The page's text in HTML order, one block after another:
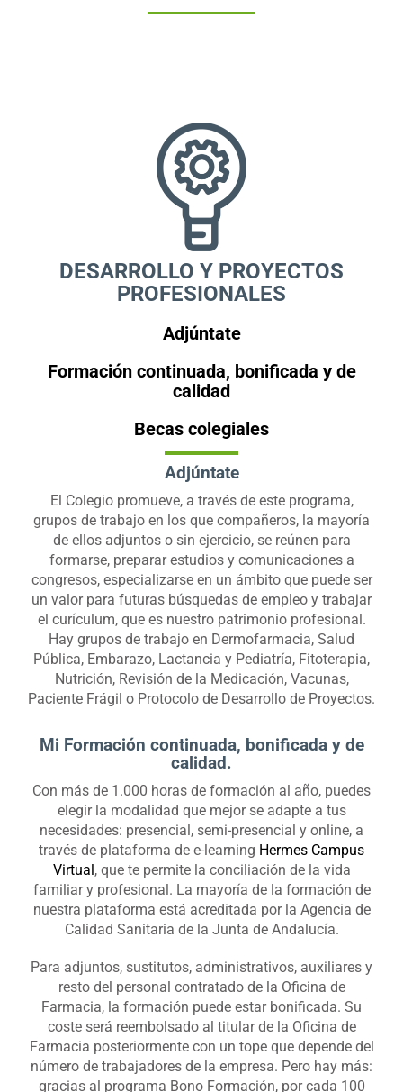
DESARROLLO Y PROYECTOS
PROFESIONALES
Adjúntate
Formación continuada, bonificada y de
calidad
Becas colegiales
Adjúntate
El Colegio promueve, a través de este programa,
grupos de trabajo en los que compañeros, la mayoría
de ellos adjuntos o sin ejercicio, se reúnen para
formarse, preparar estudios y comunicaciones a
congresos, especializarse en un ámbito que puede ser
un valor para futuras búsquedas de empleo y trabajar
el curículum, que es nuestro patrimonio profesional.
Hay grupos de trabajo en Dermofarmacia, Salud
Pública, Embarazo, Lactancia y Pediatría, Fitoterapia,
Nutrición, Revisión de la Medicación, Vacunas,
Paciente Frágil o Protocolo de Desarrollo de Proyectos.
Mi Formación continuada, bonificada y de
calidad.
Con más de 1.000 horas de formación al año, puedes
elegir la modalidad que mejor se adapte a tus
necesidades: presencial, semi-presencial y online, a
través de plataforma de e-learning Hermes Campus
Virtual, que te permite la conciliación de la vida
familiar y profesional. La mayoría de la formación de
nuestra plataforma está acreditada por la Agencia de
Calidad Sanitaria de la Junta de Andalucía.
Para adjuntos, sustitutos, administrativos, auxiliares y
resto del personal contratado de la Oficina de
Farmacia, la formación puede estar bonificada. Su
coste será reembolsado al titular de la Oficina de
Farmacia posteriormente con un tope que depende del
número de trabajadores de la empresa. Pero hay más:
gracias al programa Bono Formación, por cada 100